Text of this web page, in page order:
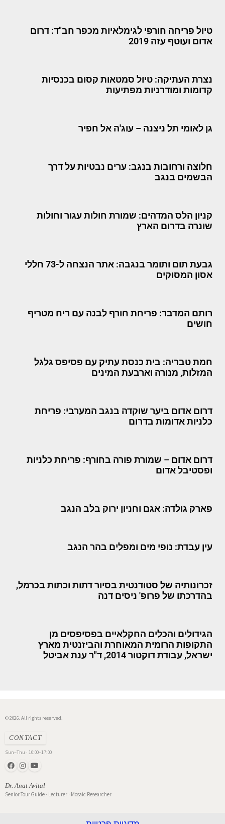
טיול פריחה חורפי לגימלאיות מכפר חב"ד: דרום
אדום ועוטף עזה 2019
נצרת העתיקה: טיול סמטאות קסום בכנסיות
קדומות ומודרניות מפתיעות
גן לאומי תל ניצנה – עוג'ה אל חפיר
חלוצה ורחובות בנגב: ערים נבטיות על דרך
הבשמים בנגב
קניון הלס המדהים: שמורת חולות עגור וחולות
שונרה בדרום הארץ
גבעת תום ותומר בנגבה: אתר הנצחה ל-73 חללי
אסון המסוקים
רותם המדבר: פריחת חורף לבנה עם ריח מטריף
חושים
חמת טבריה: בית כנסת עתיק עם פסיפס גלגל
המזלות, מנורה וארבעת המינים
דרום אדום ביער שוקדה בנגב המערבי: פריחת
כלניות אדומות בדרום
דרום אדום – שמורת פורה בחורף: פריחת כלניות
ופסטיבל אדום
פארק גולדה: אגם וחניון ירוק בלב הנגב
עין עבדת: נופי מים ומפלים בהר הנגב
זכרונותיה של סטודנטית בסיור דתות וכתות בכרמל,
בהדרכתו של פרופ' ניסים דנה
הגידולים והכלים החקלאיים בפסיפסים מן
התקופות הרומית המאוחרת והביזנטית מארץ
ישראל, עבודת דוקטור 2014, ד"ר ענת אביטל
© 2026. All rights reserved.
CONTACT
Sun–Thu · 10:00–17:00
Dr. Anat Avital
Senior Tour Guide · Lecturer · Mosaic Researcher